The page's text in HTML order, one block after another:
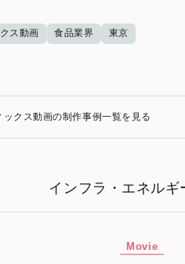
ス動画
食品業界 東京
クス動画の制作事例一覧を見る
インフラ・エネルギ
Movie